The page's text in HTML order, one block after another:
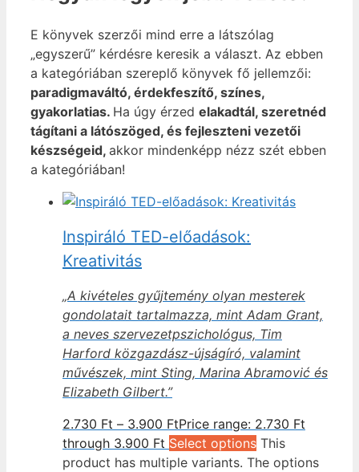
E könyvek szerzői mind erre a látszólag
„egyszerű” kérdésre keresik a választ. Az ebben
a kategóriában szereplő könyvek fő jellemzői:
paradigmaváltó, érdekfeszítő, színes,
gyakorlatias. Ha úgy érzed elakadtál, szeretnéd
tágítani a látószöged, és fejleszteni vezetői
készségeid, akkor mindenképp nézz szét ebben
a kategóriában!
Inspiráló TED-előadások:
Kreativitás
„A kivételes gyűjtemény olyan mesterek
gondolatait tartalmazza, mint Adam Grant,
a neves szervezetpszichológus, Tim
Harford közgazdász-újságíró, valamint
művészek, mint Sting, Marina Abramović és
Elizabeth Gilbert.”
2.730 Ft – 3.900 FtPrice range: 2.730 Ft
through 3.900 Ft Select options This
product has multiple variants. The options